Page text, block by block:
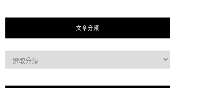
文章分類